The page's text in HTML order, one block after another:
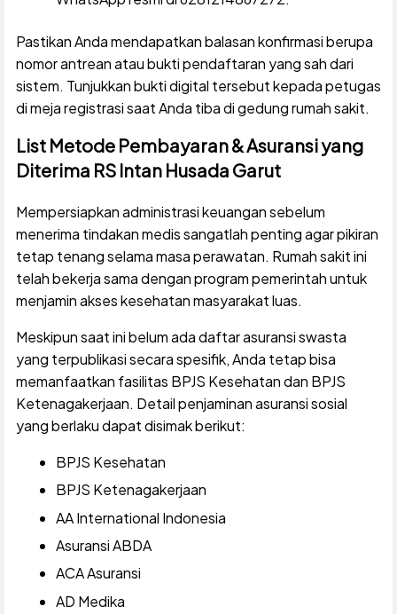
Pastikan Anda mendapatkan balasan konfirmasi berupa
nomor antrean atau bukti pendaftaran yang sah dari
sistem. Tunjukkan bukti digital tersebut kepada petugas
di meja registrasi saat Anda tiba di gedung rumah sakit.
List Metode Pembayaran & Asuransi yang
Diterima RS Intan Husada Garut
Mempersiapkan administrasi keuangan sebelum
menerima tindakan medis sangatlah penting agar pikiran
tetap tenang selama masa perawatan. Rumah sakit ini
telah bekerja sama dengan program pemerintah untuk
menjamin akses kesehatan masyarakat luas.
Meskipun saat ini belum ada daftar asuransi swasta
yang terpublikasi secara spesifik, Anda tetap bisa
memanfaatkan fasilitas BPJS Kesehatan dan BPJS
Ketenagakerjaan. Detail penjaminan asuransi sosial
yang berlaku dapat disimak berikut:
BPJS Kesehatan
BPJS Ketenagakerjaan
AA International Indonesia
Asuransi ABDA
ACA Asuransi
AD Medika